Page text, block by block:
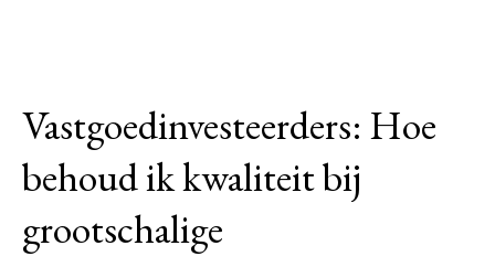
Vastgoedinvesteerders: Hoe
behoud ik kwaliteit bij
grootschalige